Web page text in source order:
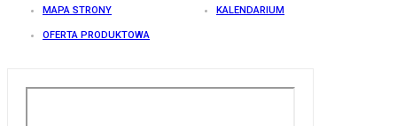
MAPA STRONY KALENDARIUM
OFERTA PRODUKTOWA